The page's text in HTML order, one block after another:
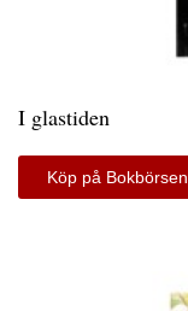
I glastiden
Köp på Bokbörsen